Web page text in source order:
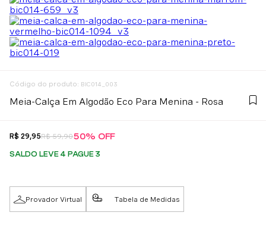
: BIC014_003
Meia-Calça Em Algodão Eco Para Menina - Rosa
R$ 29,95R$ 59,9050% OFF
SALDO LEVE 4 PAGUE 3
Provador Virtual Tabela de Medidas